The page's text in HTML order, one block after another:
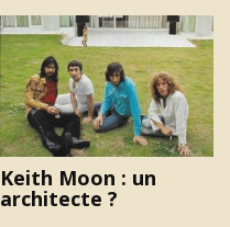
Keith Moon : un
architecte ?